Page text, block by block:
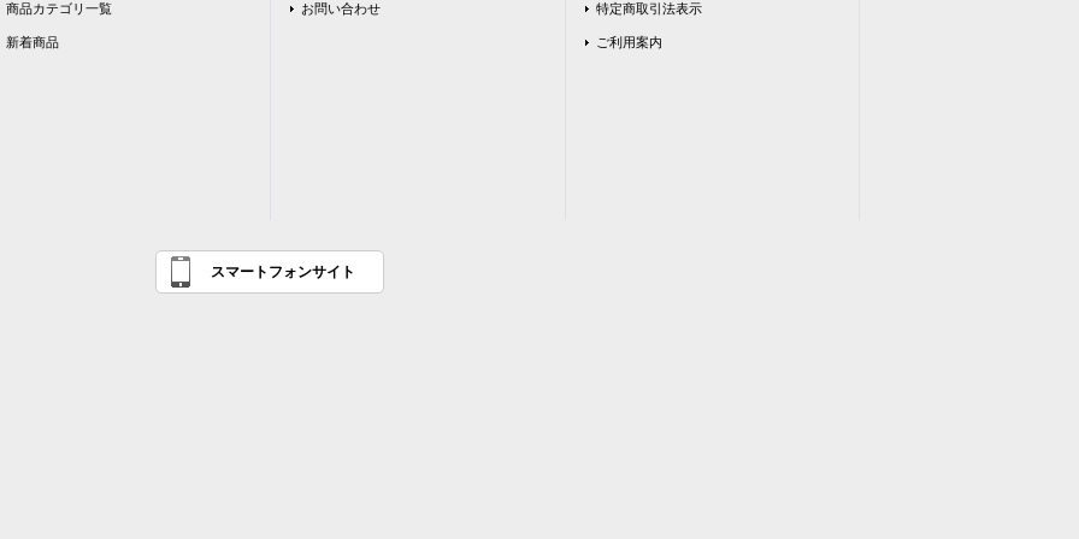
商品カテゴリ一覧
新着商品
お問い合わせ 特定商取引法表示
ご利用案内
スマートフォンサイト